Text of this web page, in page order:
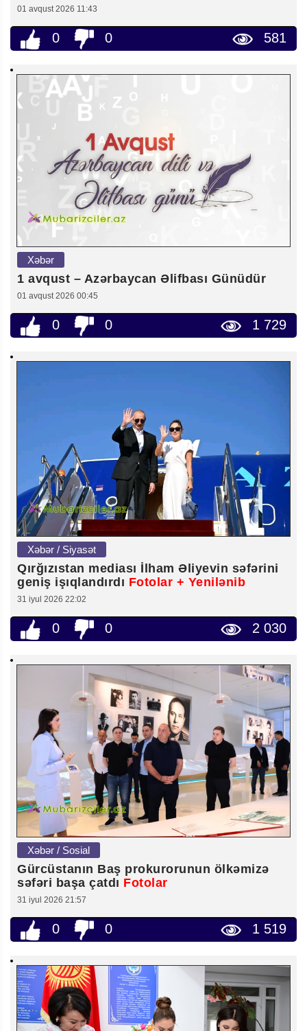
01 avqust 2026 11:43
0 0 581
Xəbər
1 avqust – Azərbaycan Əlifbası Günüdür
01 avqust 2026 00:45
0 0 1 729
Xəbər / Siyasət
Qırğızıstan mediası İlham Əliyevin səfərini
geniş işıqlandırdı Fotolar + Yenilənib
31 iyul 2026 22:02
0 0 2 030
Xəbər / Sosial
Gürcüstanın Baş prokurorunun ölkəmizə
səfəri başa çatdı Fotolar
31 iyul 2026 21:57
0 0 1 519